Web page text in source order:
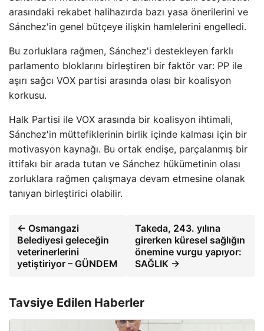
arasındaki rekabet halihazırda bazı yasa önerilerini ve
Sánchez'in genel bütçeye ilişkin hamlelerini engelledi.
Bu zorluklara rağmen, Sánchez'i destekleyen farklı
parlamento bloklarını birleştiren bir faktör var: PP ile
aşırı sağcı VOX partisi arasında olası bir koalisyon
korkusu.
Halk Partisi ile VOX arasında bir koalisyon ihtimali,
Sánchez'in müttefiklerinin birlik içinde kalması için bir
motivasyon kaynağı. Bu ortak endişe, parçalanmış bir
ittifakı bir arada tutan ve Sánchez hükümetinin olası
zorluklara rağmen çalışmaya devam etmesine olanak
tanıyan birleştirici olabilir.
← Osmangazi
Belediyesi geleceğin
veterinerlerini
yetiştiriyor – GÜNDEM
Takeda, 243. yılına
girerken küresel sağlığın
önemine vurgu yapıyor:
SAĞLIK →
Tavsiye Edilen Haberler